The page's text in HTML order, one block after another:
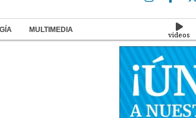
MULTIMEDIA
videos